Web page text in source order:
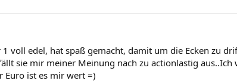
voll edel, hat spaß gemacht, damit um die Ecken zu
sie mir meiner Meinung nach zu actionlastig
Euro ist es mir wert =)